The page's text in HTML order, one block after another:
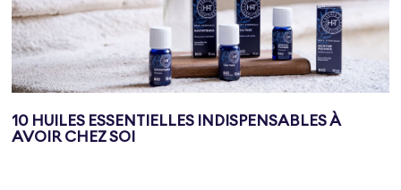
10 HUILES ESSENTIELLES INDISPENSABLES À
AVOIR CHEZ SOI